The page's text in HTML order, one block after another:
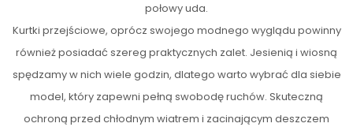
połowy uda.
Kurtki przejściowe, oprócz swojego modnego wyglądu powinny
również posiadać szereg praktycznych zalet. Jesienią i wiosną
spędzamy w nich wiele godzin, dlatego warto wybrać dla siebie
model, który zapewni pełną swobodę ruchów. Skuteczną
ochroną przed chłodnym wiatrem i zacinającym deszczem